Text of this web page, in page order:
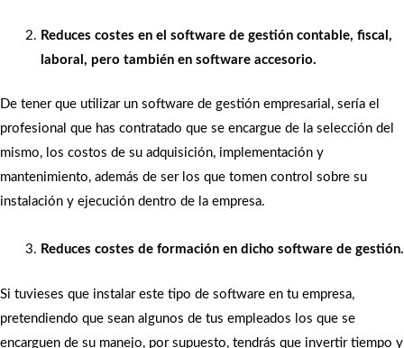
Reduces costes en el software de gestión contable, fiscal,
laboral, pero también en software accesorio.
De tener que utilizar un software de gestión empresarial, sería el
profesional que has contratado que se encargue de la selección del
mismo, los costos de su adquisición, implementación y
mantenimiento, además de ser los que tomen control sobre su
instalación y ejecución dentro de la empresa.
Reduces costes de formación en dicho software de gestión.
Si tuvieses que instalar este tipo de software en tu empresa,
pretendiendo que sean algunos de tus empleados los que se
encarguen de su manejo, por supuesto, tendrás que invertir tiempo y